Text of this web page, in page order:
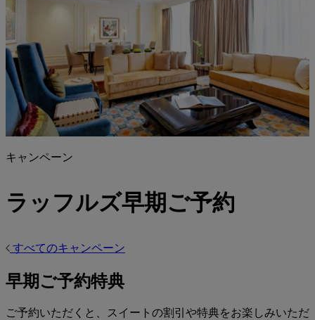
キャンペーン
ラッフルズ早期ご予約
すべてのキャンペーン
早期ご予約特典
ご予約いただくと、スイートの割引や特典をお楽しみいただ